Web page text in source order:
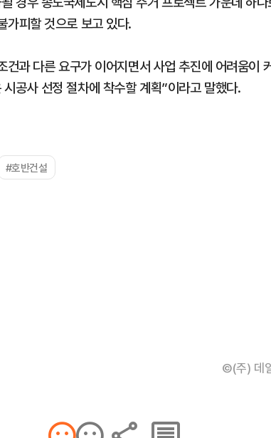
가피할 것으로 보고 있다.
과 다른 요구가 이어지면서 사업 추진에 어려움이
공사 선정 절차에 착수할 계획”이라고 말했다.
#호반건설
©(주) 데